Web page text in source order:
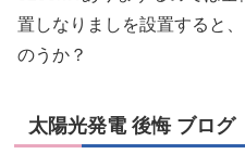
置しなりましを設置すると
のうか？
太陽光発電 後悔 ブログ